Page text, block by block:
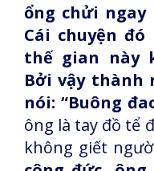
ổng chửi ngay
Cái chuyện
thế gian này
Bởi vậy thành
nói: “Buông
ông là tay đồ tể
không giết